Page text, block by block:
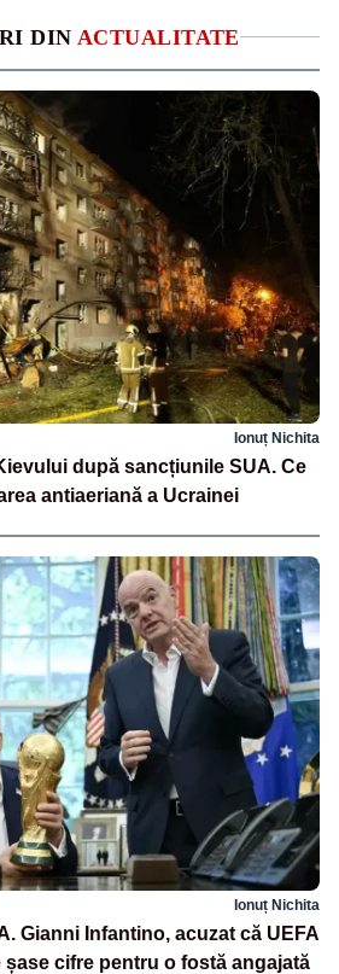
DIN ACTUALITATE
Ionuț Nichita
după sancțiunile SUA. Ce
antiaeriană a Ucrainei
Ionuț Nichita
Gianni Infantino, acuzat că UEFA
șase cifre pentru o fostă angajată